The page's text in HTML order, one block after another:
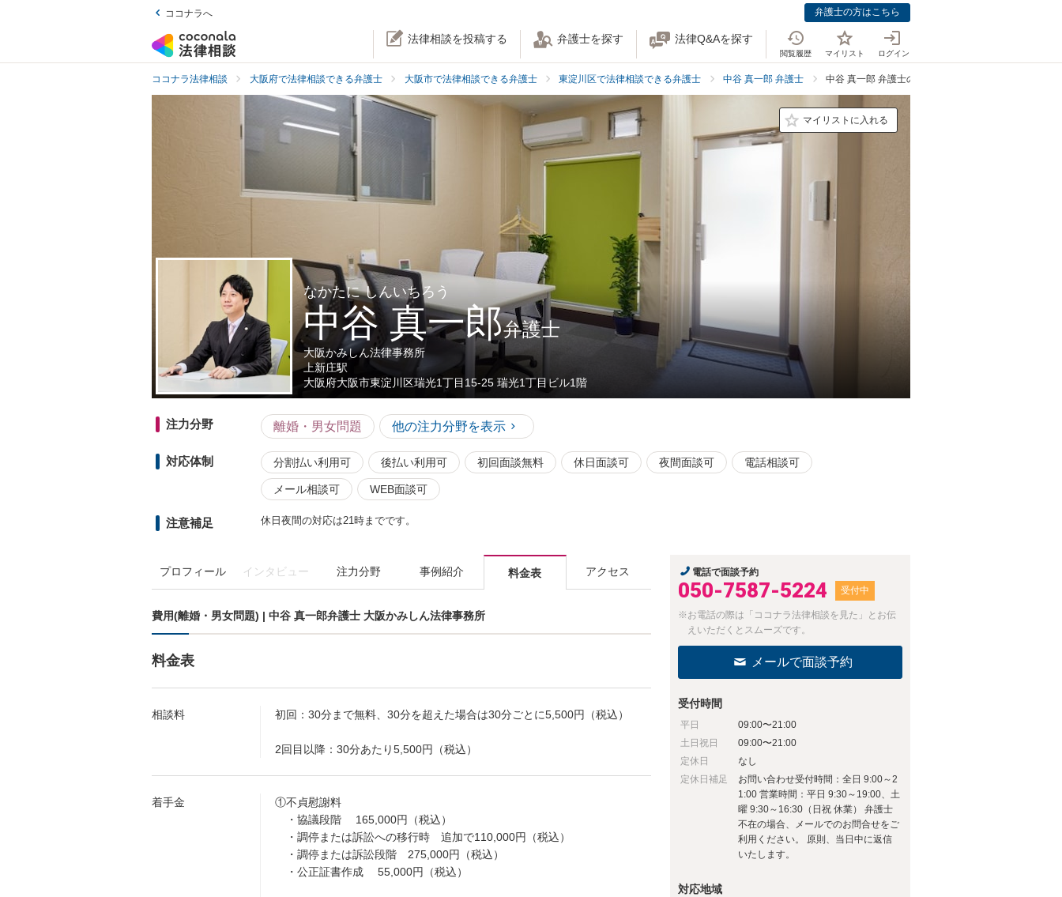
ココナラへ 弁護士の方はこちら
法律相談を投稿する 弁護士を探す 法律Q&Aを探す
閲覧履歴 マイリスト ログイン
ココナラ法律相談 大阪府で法律相談できる弁護士 大阪市で法律相談できる弁護士 東淀川区で法律相談できる弁護士 中谷 真一郎 弁護士 中谷 真一郎 弁護士の離婚・男女問題の料金表
マイリストに入れる
なかたに しんいちろう
中谷 真一郎弁護士
大阪かみしん法律事務所
上新庄駅
大阪府大阪市東淀川区瑞光1丁目15-25 瑞光1丁目ビル1階
注力分野 離婚・男女問題 他の注力分野を表示
対応体制 分割払い利用可 後払い利用可 初回面談無料 休日面談可 夜間面談可 電話相談可
メール相談可 WEB面談可
注意補足 休日夜間の対応は21時までです。
プロフィール インタビュー 注力分野 事例紹介 料金表 アクセス
費用(離婚・男女問題) | 中谷 真一郎弁護士 大阪かみしん法律事務所
料金表
相談料 初回：30分まで無料、30分を超えた場合は30分ごとに5,500円（税込）
2回目以降：30分あたり5,500円（税込）
着手金
①不貞慰謝料
・協議段階 165,000円（税込）
・調停または訴訟への移行時 追加で110,000円（税込）
・調停または訴訟段階 275,000円（税込）
・公正証書作成 55,000円（税込）
電話で面談予約
050-7587-5224 受付中
※お電話の際は「ココナラ法律相談を見た」とお伝
えいただくとスムーズです。
メールで面談予約
受付時間
平日
09:00〜21:00
土日祝日
09:00〜21:00
定休日
なし
定休日補足
お問い合わせ受付時間：全日 9:00～2
1:00 営業時間：平日 9:30～19:00、土
曜 9:30～16:30（日祝 休業） 弁護士
不在の場合、メールでのお問合せをご
利用ください。 原則、当日中に返信
いたします。
対応地域